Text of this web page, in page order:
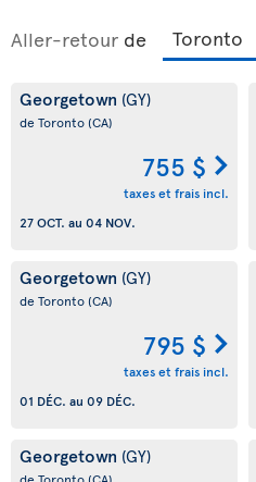
Aller-retour de
Georgetown (GY)
de Toronto(CA)
755 $
taxes et frais incl.
27 OCT. au 04 NOV.
Georgetown (GY)
de Toronto(CA)
795 $
taxes et frais incl.
01 DÉC. au 09 DÉC.
Georgetown (GY)
de Toronto(CA)